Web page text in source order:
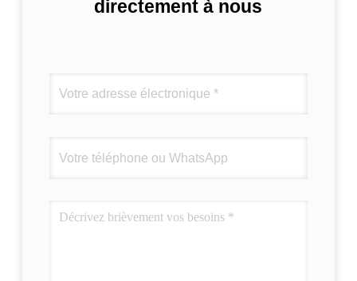
directement à nous